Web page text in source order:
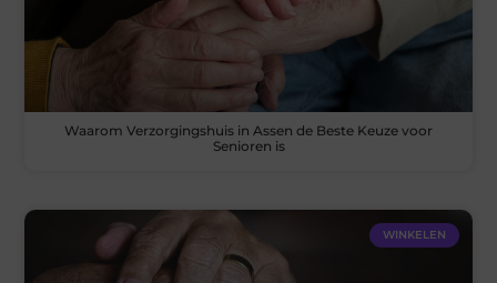
Waarom Verzorgingshuis in Assen de Beste Keuze voor
Senioren is
WINKELEN